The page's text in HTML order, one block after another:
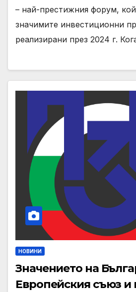
– най-престижния форум,
значимите инвестиционни
реализирани през 2024 г.
НОВИНИ
Значението на
Европейския съюз и